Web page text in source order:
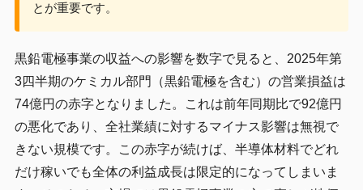
とが重要です。
黒鉛電極事業の収益への影響を数字で見ると、2025年第
3四半期のケミカル部門（黒鉛電極を含む）の営業損益は
74億円の赤字となりました。これは前年同期比で92億円
の悪化であり、全社業績に対するマイナス影響は無視で
きない規模です。この赤字が続けば、半導体材料でどれ
だけ稼いでも全体の利益成長は限定的になってしまいま